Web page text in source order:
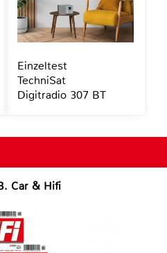
Car & Hifi
Einzeltest
TechniSat
Digitradio 307 BT